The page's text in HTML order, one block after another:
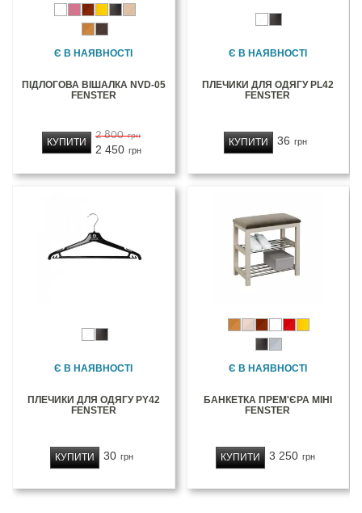
Є В НАЯВНОСТІ
ПІДЛОГОВА ВІШАЛКА NVD-05
FENSTER
2 800 грн
2 450 грн
КУПИТИ
Є В НАЯВНОСТІ
ПЛЕЧИКИ ДЛЯ ОДЯГУ PL42
FENSTER
36 грн
КУПИТИ
Є В НАЯВНОСТІ
ПЛЕЧИКИ ДЛЯ ОДЯГУ PY42
FENSTER
30 грн
КУПИТИ
Є В НАЯВНОСТІ
БАНКЕТКА ПРЕМ'ЄРА МІНІ
FENSTER
3 250 грн
КУПИТИ